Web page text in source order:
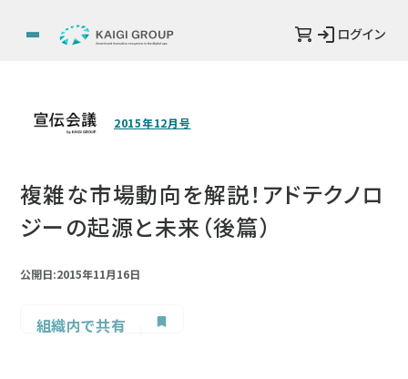
ログイン
2015年12月号
複雑な市場動向を解説！アドテクノロ
ジーの起源と未来（後篇）
公開日:2015年11月16日
組織内で共有